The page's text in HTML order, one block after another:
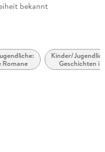
bekannt
Romane
Kinder/
Geschichten in
Übersetzung